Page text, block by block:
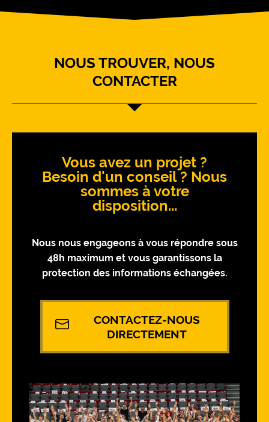
NOUS TROUVER, NOUS
CONTACTER
Vous avez un projet ?
Besoin d'un conseil ? Nous
sommes à votre
disposition...
Nous nous engageons à vous répondre sous
48h maximum et vous garantissons la
protection des informations échangées.
CONTACTEZ-NOUS
DIRECTEMENT